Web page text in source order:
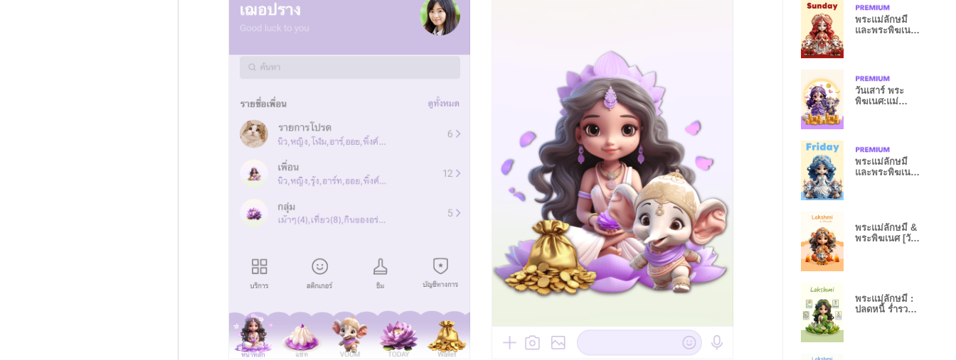
พระแม่ลักษมี
และพระพิฆเนศ
วันเสาร์ พระ
พิฆเนศ:แม่
พระแม่ลักษมี
และพระพิฆเนศ
พระแม่ลักษมี &
พระพิฆเนศ [วัน
พระแม่ลักษมี :
ปลดหนี้ ร่ำรวย